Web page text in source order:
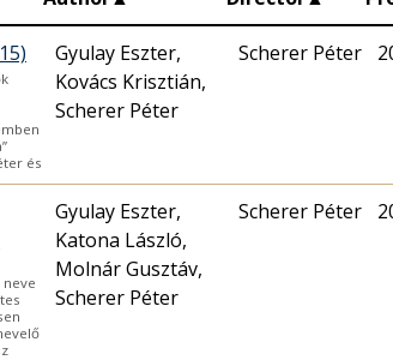
és
Gyulay Eszter,
Kovács Krisztián,
Scherer Péter
Scherer Péter
Gyulay Eszter,
Katona László,
Molnár Gusztáv,
Scherer Péter
Scherer Péter